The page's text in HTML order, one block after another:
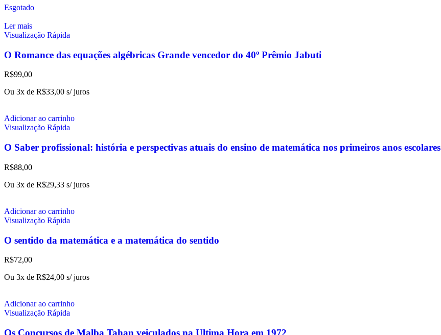
Esgotado
Ler mais
Visualização Rápida
O Romance das equações algébricas Grande vencedor do 40º Prêmio Jabuti
R$99,00
Ou 3x de R$33,00 s/ juros
Adicionar ao carrinho
Visualização Rápida
O Saber profissional: história e perspectivas atuais do ensino de matemática nos primeiros anos escolares
R$88,00
Ou 3x de R$29,33 s/ juros
Adicionar ao carrinho
Visualização Rápida
O sentido da matemática e a matemática do sentido
R$72,00
Ou 3x de R$24,00 s/ juros
Adicionar ao carrinho
Visualização Rápida
Os Concursos de Malba Tahan veiculados na Ultima Hora em 1972